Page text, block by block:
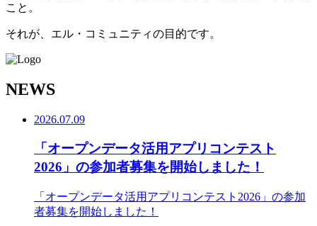
こと。
それが、エル・コミュニティの目的です。
NEWS
2026.07.09
「オープンデータ活用アプリコンテスト
2026」の参加者募集を開始しました！
「オープンデータ活用アプリコンテスト2026」の参加
者募集を開始しました！